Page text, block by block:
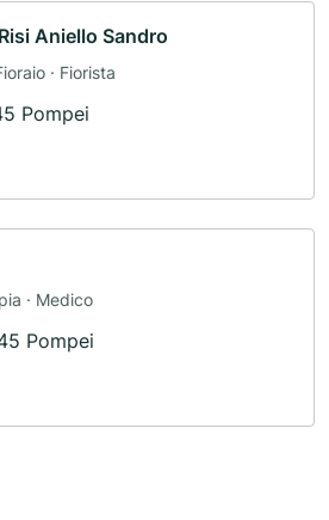
Aniello Sandro
· Fiorista
Pompei
· Medico
Pompei